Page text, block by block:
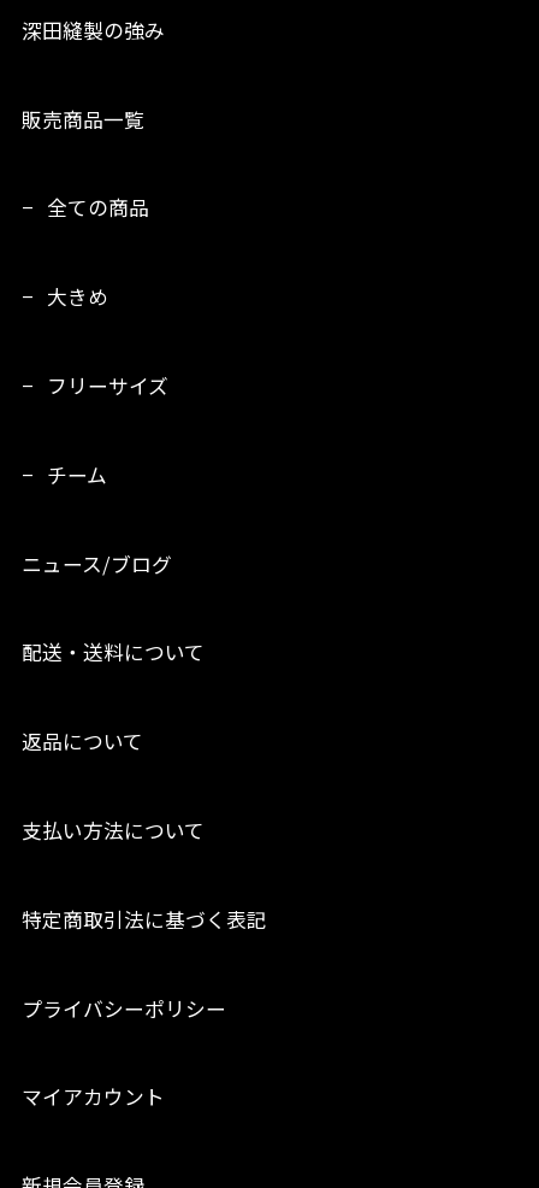
深田縫製の強み
販売商品一覧
全ての商品
大きめ
フリーサイズ
チーム
ニュース/ブログ
配送・送料について
返品について
支払い方法について
特定商取引法に基づく表記
プライバシーポリシー
マイアカウント